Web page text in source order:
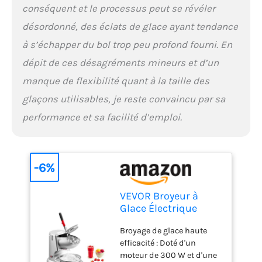
qui se répandent partout
Détails bien pensés : La
visible pour un service
rapide, l'extérieur en acier
élégant, la poignée
incurvée est facile à
silicone empêche les
conséquent et le processus peut se révéler
désordonné, des éclats de glace ayant tendance
à s’échapper du bol trop peu profond fourni. En
dépit de ces désagréments mineurs et d’un
manque de flexibilité quant à la taille des
glaçons utilisables, je reste convaincu par sa
performance et sa facilité d’emploi.
VEVOR Broyeur à
Glace Électrique
kg/h, Machine à
Glace Pilée à 4
Lames, en Acier
Broyage de glace haute
efficacité : Doté d'un
moteur de 300 W et d'une
-6%